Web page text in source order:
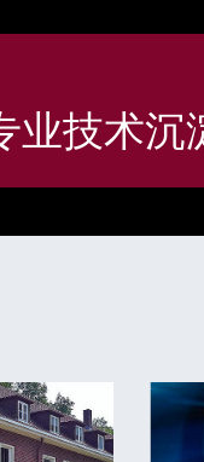
业技术沉